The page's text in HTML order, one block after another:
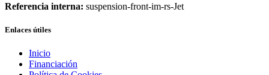
Referencia interna: suspension-front-im-rs-Jet
Enlaces útiles
Inicio
Financiación